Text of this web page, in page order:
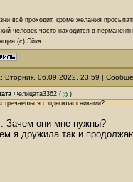
всё проходит, кроме желания
человек часто находится в
(с) Эйка
Вторник, 06.09.2022, 23:59 |
Фелицата3362 (
)
с одноклассниками?
Зачем они мне нужны?
я дружила так и